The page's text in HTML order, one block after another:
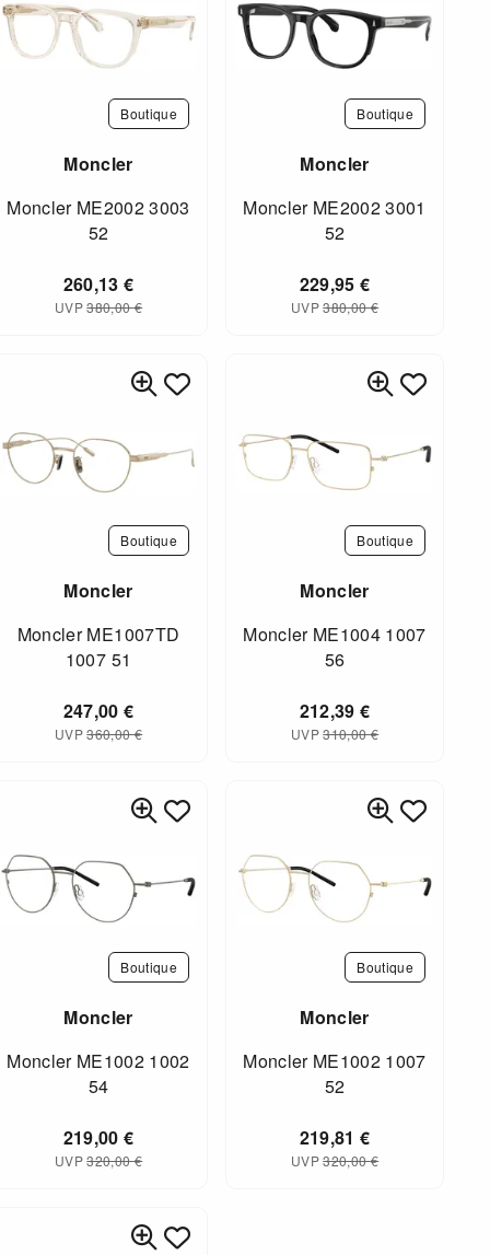
Boutique
Moncler
Moncler ME2002 3003
52
260,13€
UVP380,00€
Boutique
Moncler
Moncler ME2002 3001
52
229,95€
UVP380,00€
Boutique
Moncler
Moncler ME1007TD
1007 51
247,00€
UVP360,00€
Boutique
Moncler
Moncler ME1004 1007
56
212,39€
UVP310,00€
Boutique
Moncler
Moncler ME1002 1002
54
219,00€
UVP320,00€
Boutique
Moncler
Moncler ME1002 1007
52
219,81€
UVP320,00€